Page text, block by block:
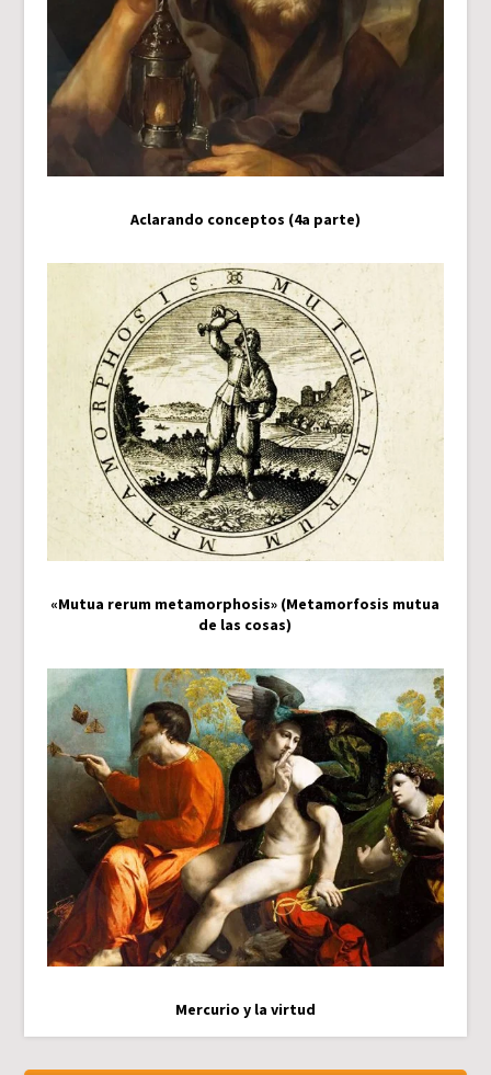
Aclarando conceptos (4a parte)
«Mutua rerum metamorphosis» (Metamorfosis mutua
de las cosas)
Mercurio y la virtud